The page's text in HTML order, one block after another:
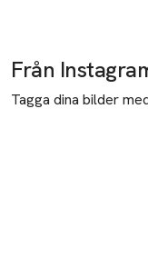
Från
Tagga dina bilder